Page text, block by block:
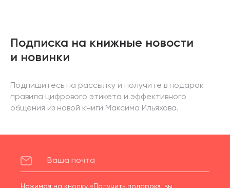
Подписка на книжные новости
и новинки
Подпишитесь на рассылку и получите в подарок
правила цифрового этикета и эффективного
общения из новой книги Максима Ильяхова.
Нажимая на кнопку «Получить подарок», вы